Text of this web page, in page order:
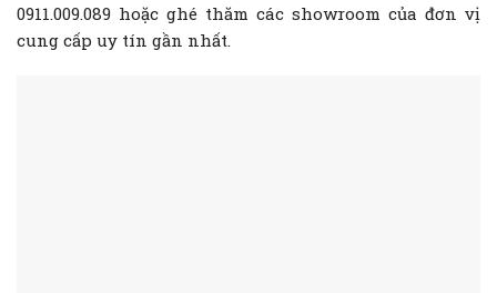
0911.009.089 hoặc ghé thăm các showroom của đơn vị
cung cấp uy tín gần nhất.